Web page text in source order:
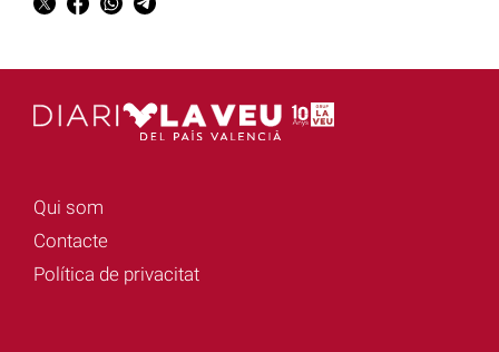
Qui som
Contacte
Política de privacitat